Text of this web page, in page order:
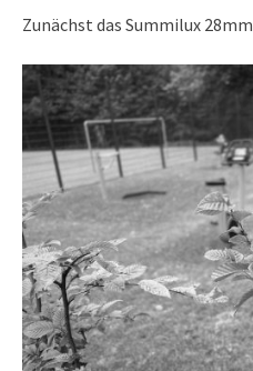
Zunächst das Summilux 28mm